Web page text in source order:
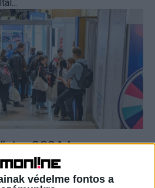
védelme fontos a
2024-ben
az álláskeresésnek az aktív